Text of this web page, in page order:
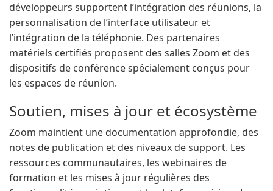
développeurs supportent l’intégration des réunions, la
personnalisation de l’interface utilisateur et
l’intégration de la téléphonie. Des partenaires
matériels certifiés proposent des salles Zoom et des
dispositifs de conférence spécialement conçus pour
les espaces de réunion.
Soutien, mises à jour et écosystème
Zoom maintient une documentation approfondie, des
notes de publication et des niveaux de support. Les
ressources communautaires, les webinaires de
formation et les mises à jour régulières des